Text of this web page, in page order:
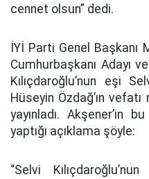
cennet olsun” dedi.
İYİ Parti Genel Başkanı
Cumhurbaşkanı Adayı
Kılıçdaroğlu’nun eşi
Hüseyin Özdağ’ın
yayınladı. Akşener’in
yaptığı açıklama şöyle:
“Selvi